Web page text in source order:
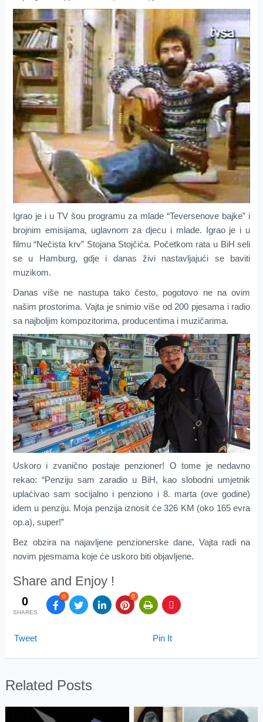
Igrao je i u TV šou programu za mlade “Teversenove bajke” i
brojnim emisijama, uglavnom za djecu i mlade. Igrao je i u
filmu “Nečista krv” Stojana Stojčića. Početkom rata u BiH seli
se u Hamburg, gdje i danas živi nastavljajući se baviti
muzikom.
Danas više ne nastupa tako često, pogotovo ne na ovim
našim prostorima. Vajta je snimio više od 200 pjesama i radio
sa najboljim kompozitorima, producentima i muzičarima.
Uskoro i zvanično postaje penzioner! O tome je nedavno
rekao: “Penziju sam zaradio u BiH, kao slobodni umjetnik
uplaćivao sam socijalno i penziono i 8. marta (ove godine)
idem u penziju. Moja penzija iznosit će 326 KM (oko 165 evra
op.a), super!”
Bez obzira na najavljene penzionerske dane, Vajta radi na
novim pjesmama koje će uskoro biti objavljene.
Share and Enjoy !
0
SHARES
0 0
Tweet Pin It
Related Posts